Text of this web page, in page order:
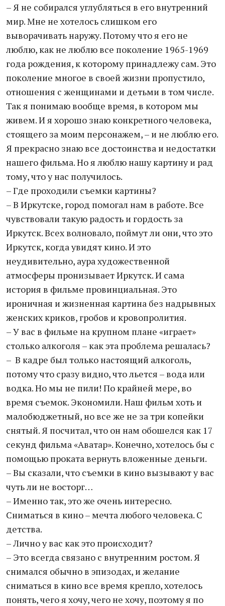
– Я не собирался углубляться в его внутренний
мир. Мне не хотелось слишком его
выворачивать наружу. Потому что я его не
люблю, как не люблю все поколение 1965-1969
года рождения, к которому принадлежу сам. Это
поколение многое в своей жизни пропустило,
отношения с женщинами и детьми в том числе.
Так я понимаю вообще время, в котором мы
живем. И я хорошо знаю конкретного человека,
стоящего за моим персонажем, – и не люблю его.
Я прекрасно знаю все достоинства и недостатки
нашего фильма. Но я люблю нашу картину и рад
тому, что у нас получилось.
– Где проходили съемки картины?
– В Иркутске, город помогал нам в работе. Все
чувствовали такую радость и гордость за
Иркутск. Всех волновало, поймут ли они, что это
Иркутск, когда увидят кино. И это
неудивительно, аура художественной
атмосферы пронизывает Иркутск. И сама
история в фильме провинциальная. Это
ироничная и жизненная картина без надрывных
женских криков, гробов и кровопролития.
– У вас в фильме на крупном плане «играет»
столько алкоголя – как эта проблема решалась?
– В кадре был только настоящий алкоголь,
потому что сразу видно, что льется – вода или
водка. Но мы не пили! По крайней мере, во
время съемок. Экономили. Наш фильм хоть и
малобюджетный, но все же не за три копейки
снятый. Я посчитал, что он нам обошелся как 17
секунд фильма «Аватар». Конечно, хотелось бы с
помощью проката вернуть вложенные деньги.
– Вы сказали, что съемки в кино вызывают у вас
чуть ли не восторг…
– Именно так, это же очень интересно.
Сниматься в кино – мечта любого человека. С
детства.
– Лично у вас как это происходит?
– Это всегда связано с внутренним ростом. Я
снимался обычно в эпизодах, и желание
сниматься в кино все время крепло, хотелось
понять, чего я хочу, чего не хочу, поэтому я по